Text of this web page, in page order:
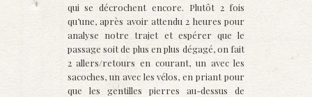
qui se décrochent encore. Plutôt 2 fois
qu’une, après avoir attendu 2 heures pour
analyse notre trajet et espérer que le
passage soit de plus en plus dégagé, on fait
2 allers/retours en courant, un avec les
sacoches, un avec les vélos, en priant pour
que les gentilles pierres au-dessus de